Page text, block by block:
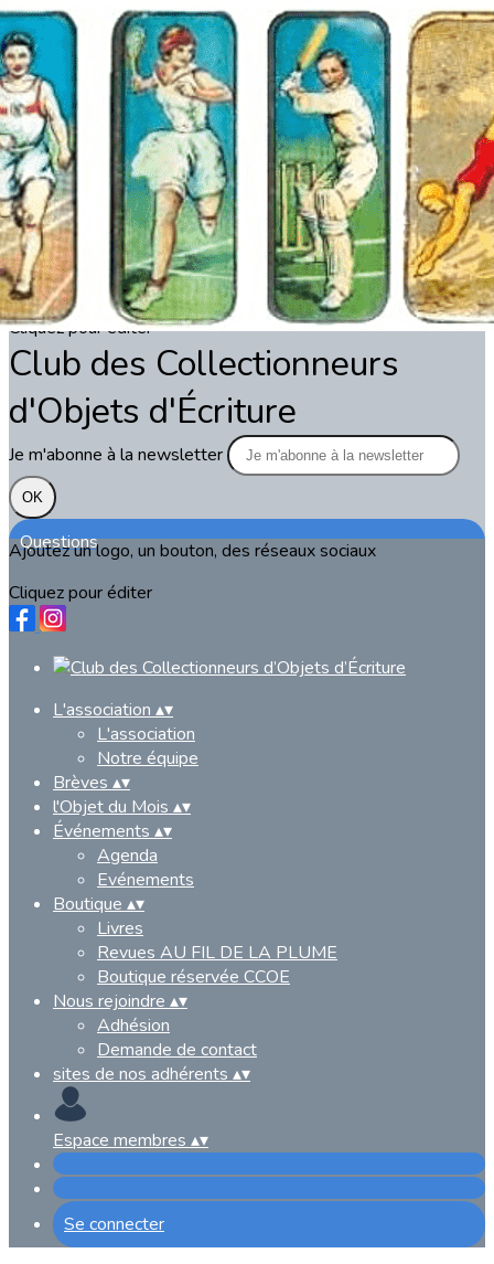
Exporter les lignes sélectionnées
Exporter toutes les colonnes
Exporter uniquement les colonnes affichées
Menu
?>
Images de la page d'accueil
Cliquez pour éditer
Texte, bouton et/ou inscription à la newsletter
Cliquez pour éditer
Club des Collectionneurs
d'Objets d'Écriture
Je m'abonne à la newsletter
OK
Questions
Ajoutez un logo, un bouton, des réseaux sociaux
Cliquez pour éditer
L'association ▴▾
L'association
Notre équipe
Brèves ▴▾
l'Objet du Mois ▴▾
Événements ▴▾
Agenda
Evénements
Boutique ▴▾
Livres
Revues AU FIL DE LA PLUME
Boutique réservée CCOE
Nous rejoindre ▴▾
Adhésion
Demande de contact
sites de nos adhérents ▴▾
Espace membres ▴▾
Se connecter